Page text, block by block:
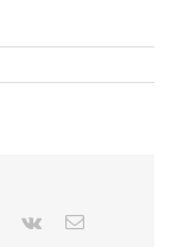
Pinterest
Vk Email